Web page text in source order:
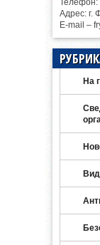
Телефон:
Адрес: г.
E-mail –
На